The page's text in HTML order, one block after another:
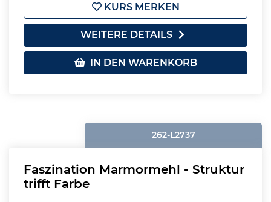
KURS MERKEN
WEITERE DETAILS
IN DEN WARENKORB
262-L2737
Faszination Marmormehl - Struktur
trifft Farbe